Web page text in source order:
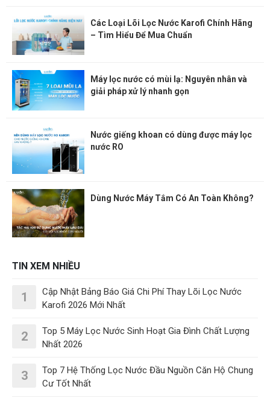
Các Loại Lõi Lọc Nước Karofi Chính Hãng
– Tìm Hiểu Để Mua Chuẩn
Máy lọc nước có mùi lạ: Nguyên nhân và
giải pháp xử lý nhanh gọn
Nước giếng khoan có dùng được máy lọc
nước RO
Dùng Nước Máy Tắm Có An Toàn Không?
TIN XEM NHIỀU
1
Cập Nhật Bảng Báo Giá Chi Phí Thay Lõi Lọc Nước
Karofi 2026 Mới Nhất
2
Top 5 Máy Lọc Nước Sinh Hoạt Gia Đình Chất Lượng
Nhất 2026
3
Top 7 Hệ Thống Lọc Nước Đầu Nguồn Căn Hộ Chung
Cư Tốt Nhất